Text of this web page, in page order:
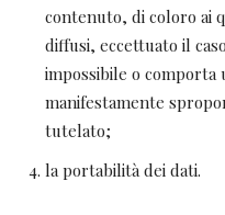
contenuto, di coloro ai
diffusi, eccettuato il
impossibile o comporta
manifestamente
tutelato;
la portabilità dei dati.